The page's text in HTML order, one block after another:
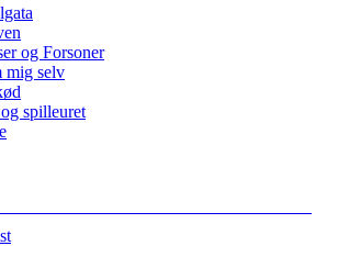
og Forsoner
mig selv
spilleuret